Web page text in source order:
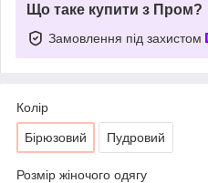
Що таке купити з Пром?
Замовлення під захистом
Колір
Бірюзовий Пудровий
Розмір жіночого одягу